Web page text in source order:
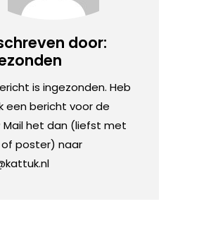
door:
is ingezonden. Heb
een bericht voor de
Mail het dan (liefst met
poster) naar